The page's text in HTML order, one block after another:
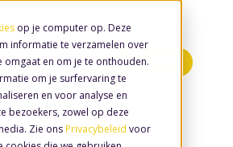
op je computer op. Deze
informatie te verzamelen over
omgaat en om je te onthouden.
om je surfervaring te
en voor analyse en
bezoekers, zowel op deze
Zie ons Privacybeleid voor
Minidemo's